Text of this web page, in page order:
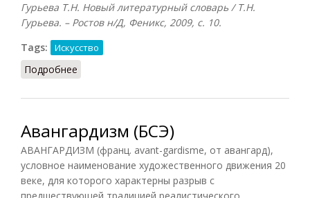
Гурьева Т.Н. Новый литературный словарь / Т.Н.
Гурьева. – Ростов н/Д, Феникс, 2009, с. 10.
Tags:
Искусство
Подробнее
Авангардизм (БСЭ)
АВАНГАРДИЗМ (франц. avant-gardisme, от авангард),
условное наименование художественного движения 20
веке, для которого характерны разрыв с
предшествующей традицией реалистического